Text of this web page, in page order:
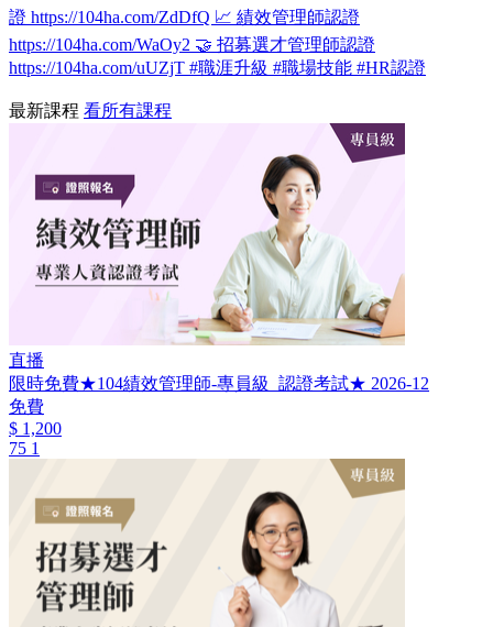
證 https://104ha.com/ZdDfQ 📈 績效管理師認證
https://104ha.com/WaOy2 🤝 招募選才管理師認證
https://104ha.com/uUZjT #職涯升級 #職場技能 #HR認證
最新課程 看所有課程
直播
限時免費★104績效管理師-專員級_認證考試★ 2026-12
免費
$ 1,200
75 1